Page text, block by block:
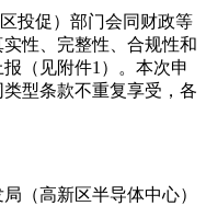
投促）部门会同财政等
性、完整性、合规性和
（见附件1）。本次申
型条款不重复享受，各
（高新区半导体中心）